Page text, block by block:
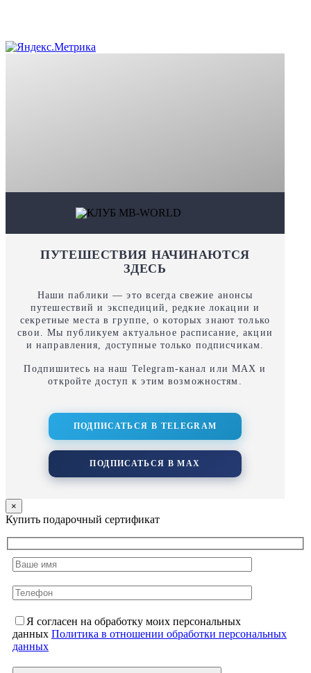
ПУТЕШЕСТВИЯ НАЧИНАЮТСЯ
ЗДЕСЬ
Наши паблики — это всегда свежие анонсы
путешествий и экспедиций, редкие локации и
секретные места в группе, о которых знают только
свои. Мы публикуем актуальное расписание, акции
и направления, доступные только подписчикам.
Подпишитесь на наш Telegram‑канал или MAX и
откройте доступ к этим возможностям.
ПОДПИСАТЬСЯ В TELEGRAM
ПОДПИСАТЬСЯ В MAX
×
Купить подарочный сертификат
Я согласен на обработку моих персональных
данных Политика в отношении обработки персональных
данных